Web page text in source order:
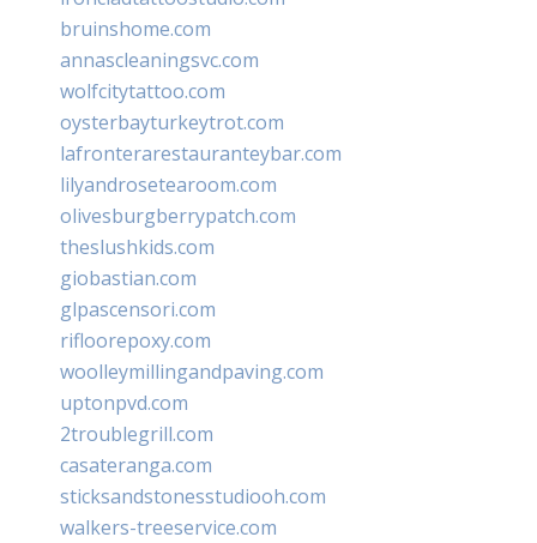
bruinshome.com
annascleaningsvc.com
wolfcitytattoo.com
oysterbayturkeytrot.com
lafronterarestauranteybar.com
lilyandrosetearoom.com
olivesburgberrypatch.com
theslushkids.com
giobastian.com
glpascensori.com
rifloorepoxy.com
woolleymillingandpaving.com
uptonpvd.com
2troublegrill.com
casateranga.com
sticksandstonesstudiooh.com
walkers-treeservice.com